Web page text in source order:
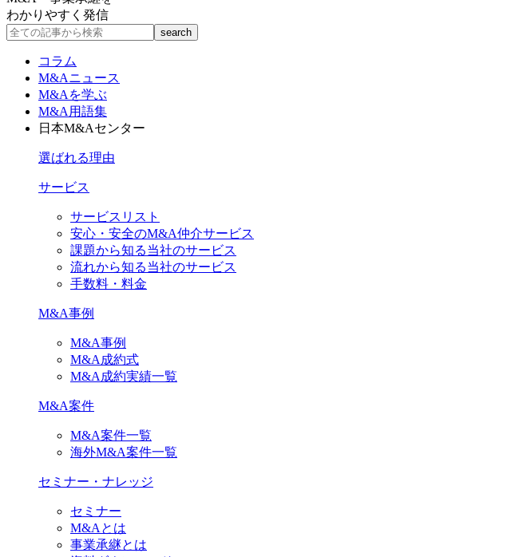
わかりやすく発信
コラム
M&Aニュース
M&Aを学ぶ
M&A用語集
日本M&Aセンター
選ばれる理由
サービス
サービスリスト
安心・安全のM&A仲介サービス
課題から知る当社のサービス
流れから知る当社のサービス
手数料・料金
M&A事例
M&A事例
M&A成約式
M&A成約実績一覧
M&A案件
M&A案件一覧
海外M&A案件一覧
セミナー・ナレッジ
セミナー
M&Aとは
事業承継とは